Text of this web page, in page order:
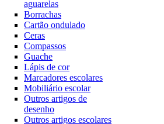
aguarelas
Borrachas
Cartão ondulado
Ceras
Compassos
Guache
Lápis de cor
Marcadores escolares
Mobiliário escolar
Outros artigos de
desenho
Outros artigos escolares